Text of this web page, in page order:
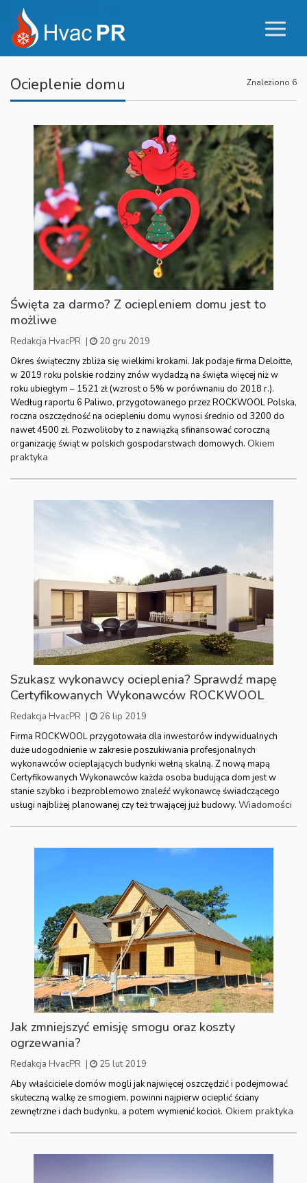
Ocieplenie domu Znaleziono 6
Święta za darmo? Z ociepleniem domu jest to
możliwe
Redakcja HvacPR |
20 gru 2019
Okres świąteczny zbliża się wielkimi krokami. Jak podaje firma Deloitte,
w 2019 roku polskie rodziny znów wydadzą na święta więcej niż w
roku ubiegłym – 1521 zł (wzrost o 5% w porównaniu do 2018 r.).
Według raportu 6 Paliwo, przygotowanego przez ROCKWOOL Polska,
roczna oszczędność na ociepleniu domu wynosi średnio od 3200 do
nawet 4500 zł. Pozwoliłoby to z nawiązką sfinansować coroczną
organizację świąt w polskich gospodarstwach domowych. Okiem
praktyka
Szukasz wykonawcy ocieplenia? Sprawdź mapę
Certyfikowanych Wykonawców ROCKWOOL
Redakcja HvacPR |
26 lip 2019
Firma ROCKWOOL przygotowała dla inwestorów indywidualnych
duże udogodnienie w zakresie poszukiwania profesjonalnych
wykonawców ocieplających budynki wełną skalną. Z nową mapą
Certyfikowanych Wykonawców każda osoba budująca dom jest w
stanie szybko i bezproblemowo znaleźć wykonawcę świadczącego
usługi najbliżej planowanej czy też trwającej już budowy. Wiadomości
Jak zmniejszyć emisję smogu oraz koszty
ogrzewania?
Redakcja HvacPR |
25 lut 2019
Aby właściciele domów mogli jak najwięcej oszczędzić i podejmować
skuteczną walkę ze smogiem, powinni najpierw ocieplić ściany
zewnętrzne i dach budynku, a potem wymienić kocioł. Okiem praktyka